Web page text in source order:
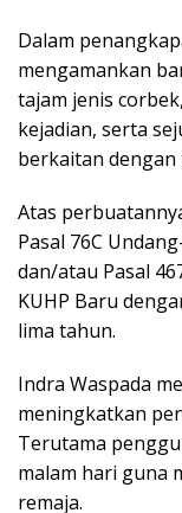
Dalam
mengamankan
tajam jenis
kejadian, serta
berkaitan
Atas
Pasal 76C
dan/atau Pasal
KUHP Baru
lima tahun.
Indra Waspada
meningkatkan
Terutama
malam hari guna
remaja.